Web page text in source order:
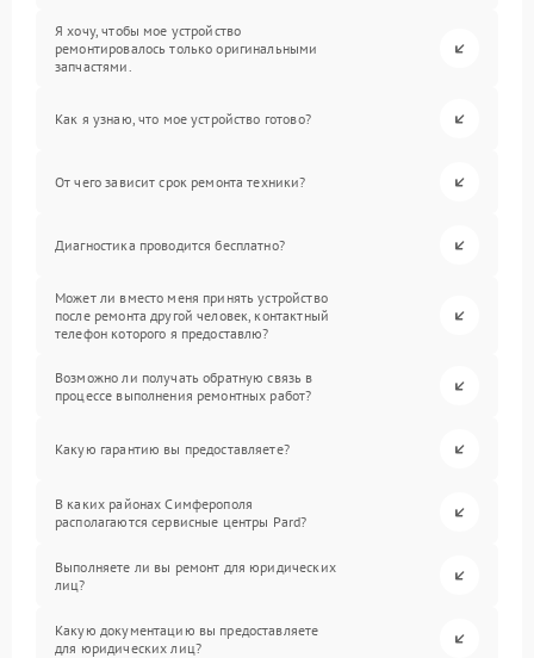
Я хочу, чтобы мое устройство
ремонтировалось только оригинальными
запчастями.
Как я узнаю, что мое устройство готово?
От чего зависит срок ремонта техники?
Диагностика проводится бесплатно?
Может ли вместо меня принять устройство
после ремонта другой человек, контактный
телефон которого я предоставлю?
Возможно ли получать обратную связь в
процессе выполнения ремонтных работ?
Какую гарантию вы предоставляете?
В каких районах Симферополя
располагаются сервисные центры Pard?
Выполняете ли вы ремонт для юридических
лиц?
Какую документацию вы предоставляете
для юридических лиц?